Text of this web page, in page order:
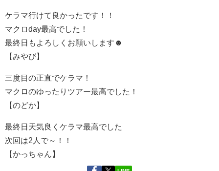
ケラマ行けて良かったです！！
マクロday最高でした！
最終日もよろしくお願いします☻
【みやび】
三度目の正直でケラマ！
マクロのゆったりツアー最高でした！
【のどか】
最終日天気良くケラマ最高でした
次回は2人で～！！
【かっちゃん】